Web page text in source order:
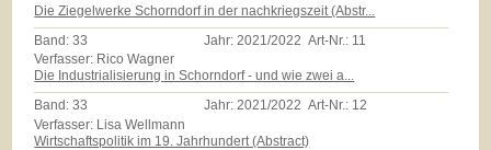
Die Ziegelwerke Schorndorf in der nachkriegszeit (Abstr...
Band:33 Jahr:2021/2022 Art-Nr.: 11
Verfasser: Rico Wagner
Die Industrialisierung in Schorndorf - und wie zwei a...
Band:33 Jahr:2021/2022 Art-Nr.: 12
Verfasser: Lisa Wellmann
Wirtschaftspolitik im 19. Jahrhundert (Abstract)